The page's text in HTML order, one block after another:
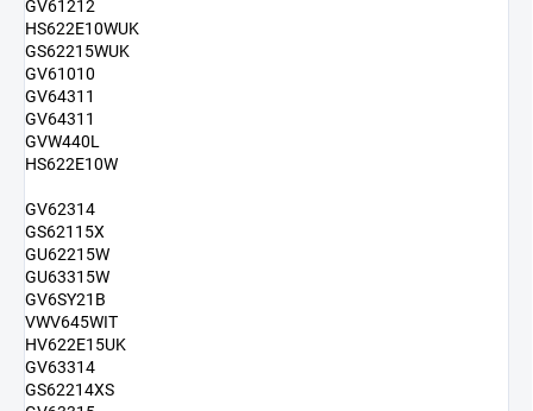
GV61212
HS622E10WUK
GS62215WUK
GV61010
GV64311
GV64311
GVW440L
HS622E10W
GV62314
GS62115X
GU62215W
GU63315W
GV6SY21B
VWV645WIT
HV622E15UK
GV63314
GS62214XS